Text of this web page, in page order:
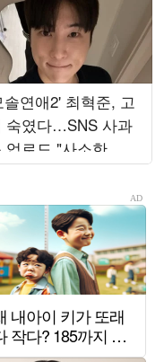
솔연애2' 최혁준, 고
숙였다…SNS 사과
업로드 "사소한 일
예민하게 반응해"